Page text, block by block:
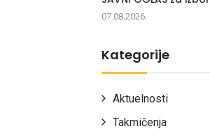
07.08.2026.
Kategorije
Aktuelnosti
Takmičenja